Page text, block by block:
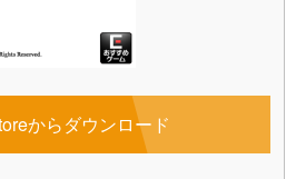
からダウンロード